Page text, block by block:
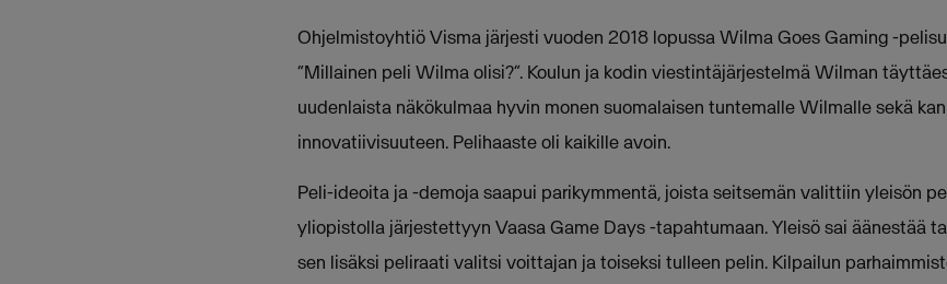
Ohjelmistoyhtiö Visma järjesti vuoden 2018 lopussa Wilma Goes Gaming -
“Millainen peli Wilma olisi?”. Koulun ja kodin viestintäjärjestelmä Wilman
uudenlaista näkökulmaa hyvin monen suomalaisen tuntemalle Wilmalle sekä
innovatiivisuuteen. Pelihaaste oli kaikille avoin.
Peli-ideoita ja -demoja saapui parikymmentä, joista seitsemän valittiin yleisön
yliopistolla järjestettyyn Vaasa Game Days -tapahtumaan. Yleisö sai äänestää
sen lisäksi peliraati valitsi voittajan ja toiseksi tulleen pelin. Kilpailun